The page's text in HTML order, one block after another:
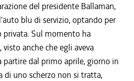
del presidente Ballaman,
blu di servizio, optando per
privata. Sul momento ha
anche che egli aveva
dal primo aprile, giorno in
di uno scherzo non si tratta,